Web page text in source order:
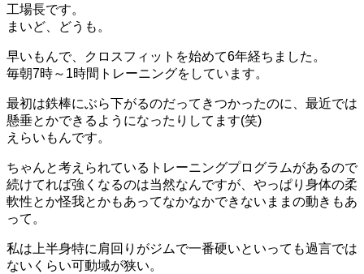
工場長です。
まいど、どうも。
早いもんで、クロスフィットを始めて6年経ちました。
毎朝7時～1時間トレーニングをしています。
最初は鉄棒にぶら下がるのだってきつかったのに、最近では
懸垂とかできるようになったりしてます(笑)
えらいもんです。
ちゃんと考えられているトレーニングプログラムがあるので
続けてれば強くなるのは当然なんですが、やっぱり身体の柔
軟性とか怪我とかもあってなかなかできないままの動きもあ
って。
私は上半身特に肩回りがジムで一番硬いといっても過言では
ないくらい可動域が狭い。